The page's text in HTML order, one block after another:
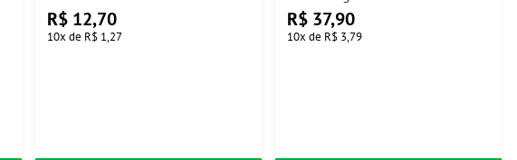
R$ 12,70
10x de R$ 1,27
R$ 37,90
10x de R$ 3,79